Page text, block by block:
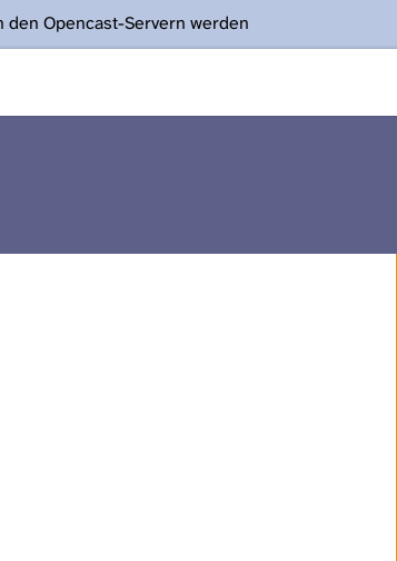
Opencast-Servern werden